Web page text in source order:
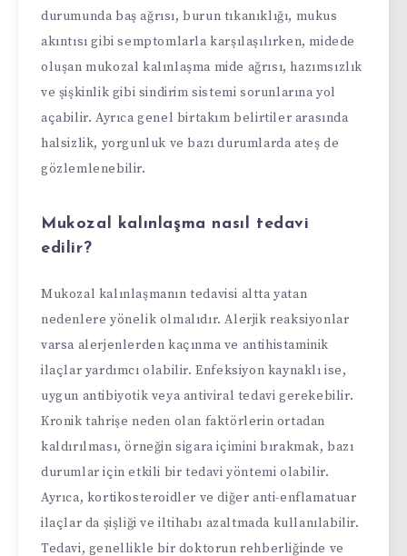
durumunda baş ağrısı, burun tıkanıklığı, mukus
akıntısı gibi semptomlarla karşılaşılırken, midede
oluşan mukozal kalınlaşma mide ağrısı, hazımsızlık
ve şişkinlik gibi sindirim sistemi sorunlarına yol
açabilir. Ayrıca genel birtakım belirtiler arasında
halsizlik, yorgunluk ve bazı durumlarda ateş de
gözlemlenebilir.
Mukozal kalınlaşma nasıl tedavi
edilir?
Mukozal kalınlaşmanın tedavisi altta yatan
nedenlere yönelik olmalıdır. Alerjik reaksiyonlar
varsa alerjenlerden kaçınma ve antihistaminik
ilaçlar yardımcı olabilir. Enfeksiyon kaynaklı ise,
uygun antibiyotik veya antiviral tedavi gerekebilir.
Kronik tahrişe neden olan faktörlerin ortadan
kaldırılması, örneğin sigara içimini bırakmak, bazı
durumlar için etkili bir tedavi yöntemi olabilir.
Ayrıca, kortikosteroidler ve diğer anti-enflamatuar
ilaçlar da şişliği ve iltihabı azaltmada kullanılabilir.
Tedavi, genellikle bir doktorun rehberliğinde ve